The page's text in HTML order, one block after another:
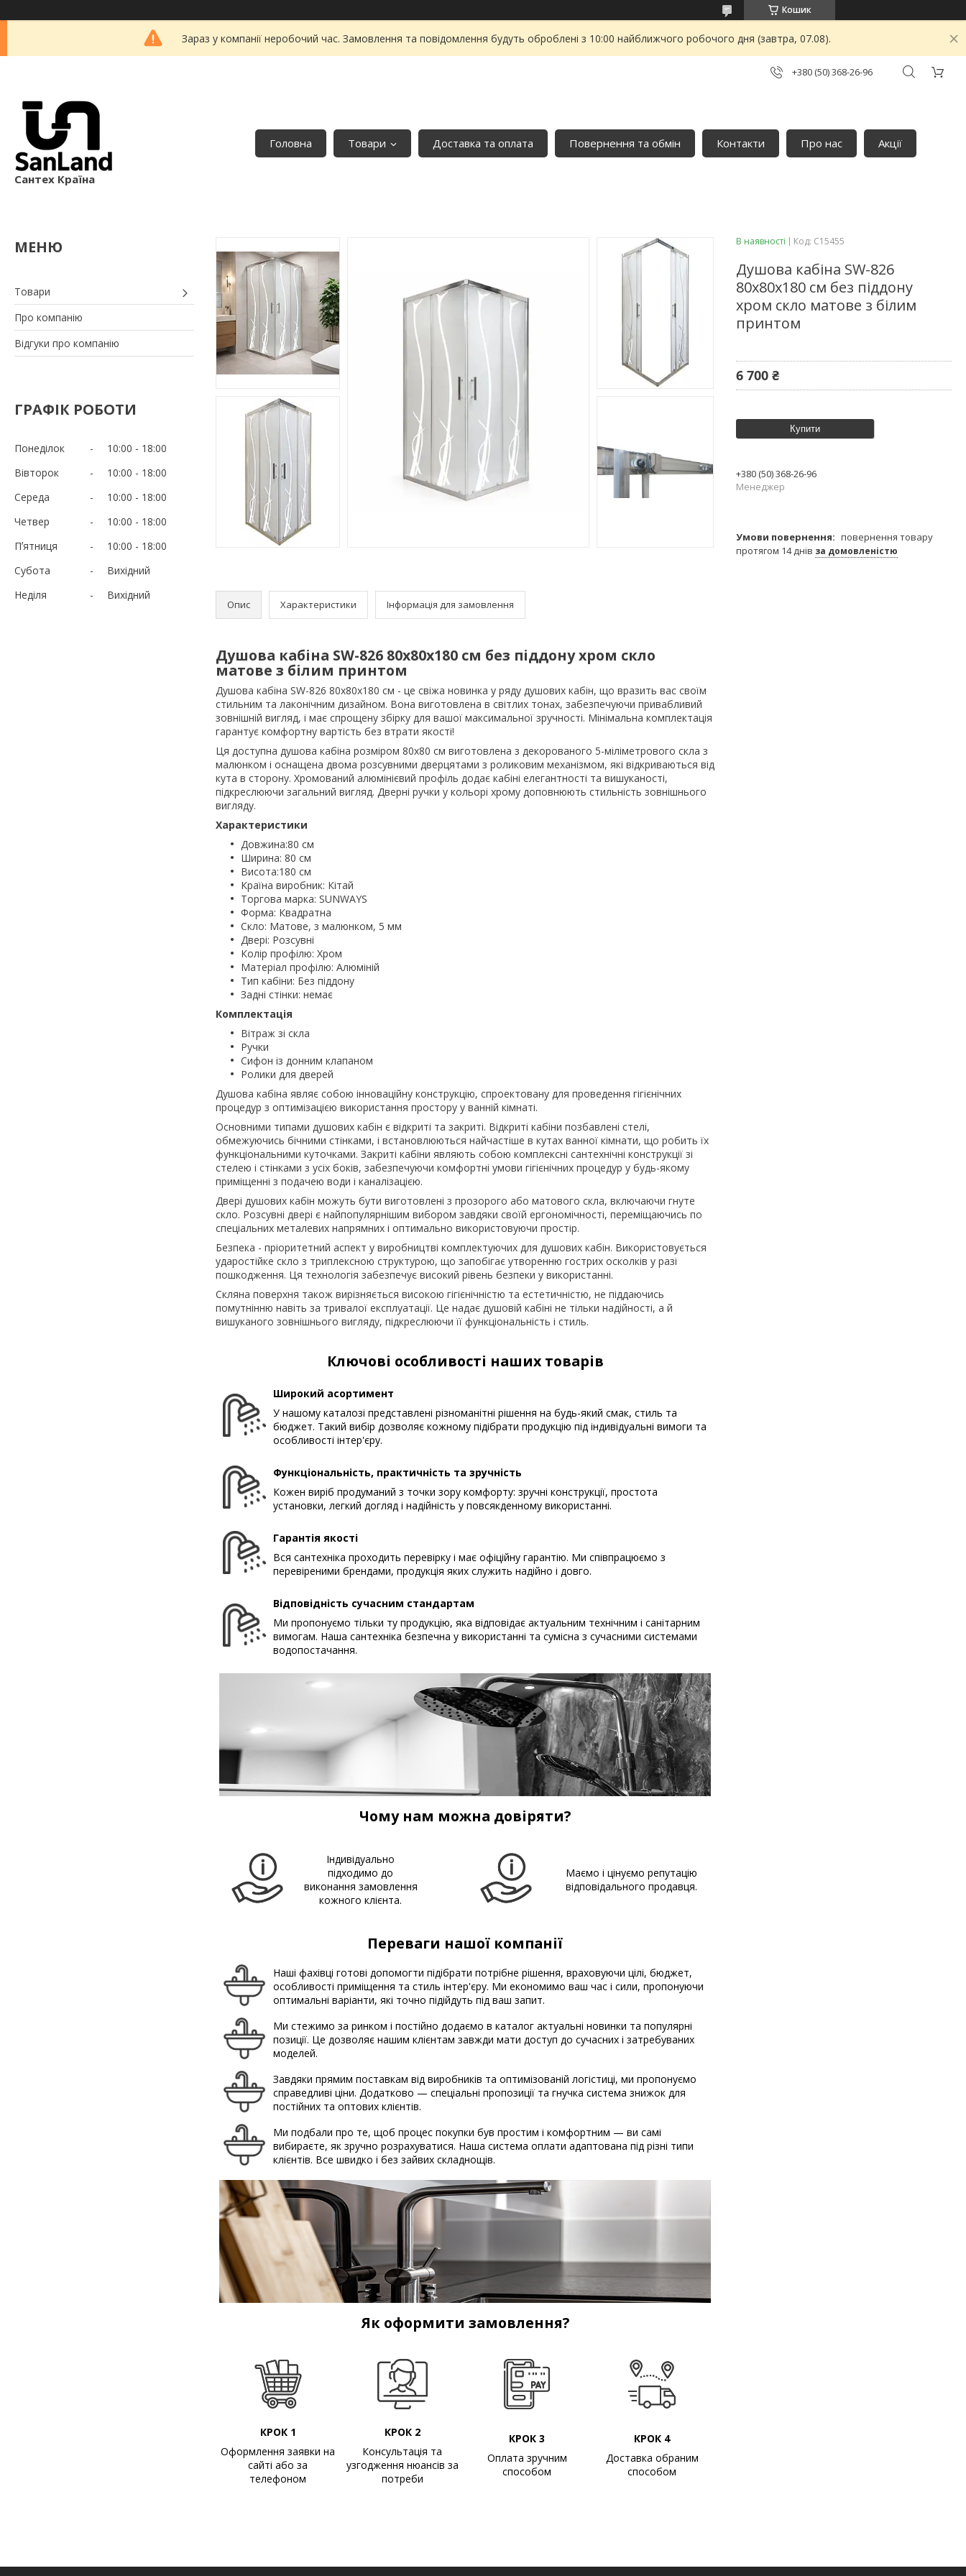
Кошик
Зараз у компанії неробочий час. Замовлення та повідомлення будуть оброблені з 10:00 найближчого робочого дня (завтра, 07.08).
+380 (50) 368-26-96
Сантех Країна
Головна Товари Доставка та оплата Повернення та обмін Контакти Про нас Акції
Товари
Про компанію
Відгуки про компанію
ГРАФІК РОБОТИ
Понеділок 10:00
18:00
Вівторок
10:00
18:00
Середа
10:00
18:00
Четвер
10:00
18:00
Пʼятниця
10:00
18:00
Субота
Вихідний
Неділя
Вихідний
Опис Характеристики Інформація для замовлення
Душова кабіна SW-826 80x80x180 см без піддону хром скло
матове з білим принтом
Душова кабіна SW-826 80x80x180 см - це свіжа новинка у ряду душових кабін, що вразить вас своїм
стильним та лаконічним дизайном. Вона виготовлена в світлих тонах, забезпечуючи привабливий
зовнішній вигляд, і має спрощену збірку для вашої максимальної зручності. Мінімальна комплектація
гарантує комфортну вартість без втрати якості!
Ця доступна душова кабіна розміром 80х80 см виготовлена з декорованого 5-міліметрового скла з
малюнком і оснащена двома розсувними дверцятами з роликовим механізмом, які відкриваються від
кута в сторону. Хромований алюмінієвий профіль додає кабіні елегантності та вишуканості,
підкреслюючи загальний вигляд. Дверні ручки у кольорі хрому доповнюють стильність зовнішнього
вигляду.
Характеристики
Довжина:80 см
Ширина: 80 см
Висота:180 см
Країна виробник: Кітай
Торгова марка: SUNWAYS
Форма: Квадратна
Скло: Матове, з малюнком, 5 мм
Двері: Розсувні
Колір профілю: Хром
Матеріал профілю: Алюміній
Тип кабіни: Без піддону
Задні стінки: немає
Комплектація
Вітраж зі скла
Ручки
Сифон із донним клапаном
Ролики для дверей
Душова кабіна являє собою інноваційну конструкцію, спроектовану для проведення гігієнічних
процедур з оптимізацією використання простору у ванній кімнаті.
Основними типами душових кабін є відкриті та закриті. Відкриті кабіни позбавлені стелі,
обмежуючись бічними стінками, і встановлюються найчастіше в кутах ванної кімнати, що робить їх
функціональними куточками. Закриті кабіни являють собою комплексні сантехнічні конструкції зі
стелею і стінками з усіх боків, забезпечуючи комфортні умови гігієнічних процедур у будь-якому
приміщенні з подачею води і каналізацією.
Двері душових кабін можуть бути виготовлені з прозорого або матового скла, включаючи гнуте
скло. Розсувні двері є найпопулярнішим вибором завдяки своїй ергономічності, переміщаючись по
спеціальних металевих напрямних і оптимально використовуючи простір.
Безпека - пріоритетний аспект у виробництві комплектуючих для душових кабін. Використовується
ударостійке скло з триплексною структурою, що запобігає утворенню гострих осколків у разі
пошкодження. Ця технологія забезпечує високий рівень безпеки у використанні.
Скляна поверхня також вирізняється високою гігієнічністю та естетичністю, не піддаючись
помутнінню навіть за тривалої експлуатації. Це надає душовій кабіні не тільки надійності, а й
вишуканого зовнішнього вигляду, підкреслюючи її функціональність і стиль.
Ключові особливості наших товарів
Широкий асортимент
У нашому каталозі представлені різноманітні рішення на будь-який смак, стиль та
бюджет. Такий вибір дозволяє кожному підібрати продукцію під індивідуальні вимоги та
особливості інтер'єру.
Функціональність, практичність та зручність
Кожен виріб продуманий з точки зору комфорту: зручні конструкції, простота
установки, легкий догляд і надійність у повсякденному використанні.
Гарантія якості
Вся сантехніка проходить перевірку і має офіційну гарантію. Ми співпрацюємо з
перевіреними брендами, продукція яких служить надійно і довго.
Відповідність сучасним стандартам
Ми пропонуємо тільки ту продукцію, яка відповідає актуальним технічним і санітарним
вимогам. Наша сантехніка безпечна у використанні та сумісна з сучасними системами
водопостачання.
Чому нам можна довіряти?
Індивідуально
підходимо до
виконання замовлення
кожного клієнта.
Маємо і цінуємо репутацію
відповідального продавця.
Переваги нашої компанії
Наші фахівці готові допомогти підібрати потрібне рішення, враховуючи цілі, бюджет,
особливості приміщення та стиль інтер'єру. Ми економимо ваш час і сили, пропонуючи
оптимальні варіанти, які точно підійдуть під ваш запит.
Ми стежимо за ринком і постійно додаємо в каталог актуальні новинки та популярні
позиції. Це дозволяє нашим клієнтам завжди мати доступ до сучасних і затребуваних
моделей.
Завдяки прямим поставкам від виробників та оптимізованій логістиці, ми пропонуємо
справедливі ціни. Додатково — спеціальні пропозиції та гнучка система знижок для
постійних та оптових клієнтів.
Ми подбали про те, щоб процес покупки був простим і комфортним — ви самі
вибираєте, як зручно розрахуватися. Наша система оплати адаптована під різні типи
клієнтів. Все швидко і без зайвих складнощів.
Як оформити замовлення?
КРОК 1
Оформлення заявки на
сайті або за
телефоном
КРОК 2
Консультація та
узгодження нюансів за
потреби
КРОК 3
Оплата зручним
способом
КРОК 4
Доставка обраним
способом
В наявності Код: C15455
Душова кабіна SW-826
80x80x180 см без піддону
хром скло матове з білим
принтом
6 700 ₴
Купити
+380 (50) 368-26-96
Менеджер
повернення товару
протягом 14 днів за домовленістю